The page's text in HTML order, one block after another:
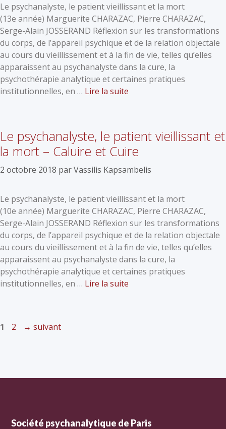
Le psychanalyste, le patient vieillissant et la mort
(13e année) Marguerite CHARAZAC, Pierre CHARAZAC,
Serge-Alain JOSSERAND Réflexion sur les transformations
du corps, de l’appareil psychique et de la relation objectale
au cours du vieillissement et à la fin de vie, telles qu’elles
apparaissent au psychanalyste dans la cure, la
psychothérapie analytique et certaines pratiques
institutionnelles, en … Lire la suite
Le psychanalyste, le patient vieillissant et
la mort – Caluire et Cuire
2 octobre 2018 parVassilis Kapsambelis
Le psychanalyste, le patient vieillissant et la mort
(10e année) Marguerite CHARAZAC, Pierre CHARAZAC,
Serge-Alain JOSSERAND Réflexion sur les transformations
du corps, de l’appareil psychique et de la relation objectale
au cours du vieillissement et à la fin de vie, telles qu’elles
apparaissent au psychanalyste dans la cure, la
psychothérapie analytique et certaines pratiques
institutionnelles, en … Lire la suite
1 2 → suivant
Société psychanalytique de Paris